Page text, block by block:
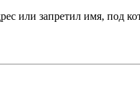
или запретил имя, под